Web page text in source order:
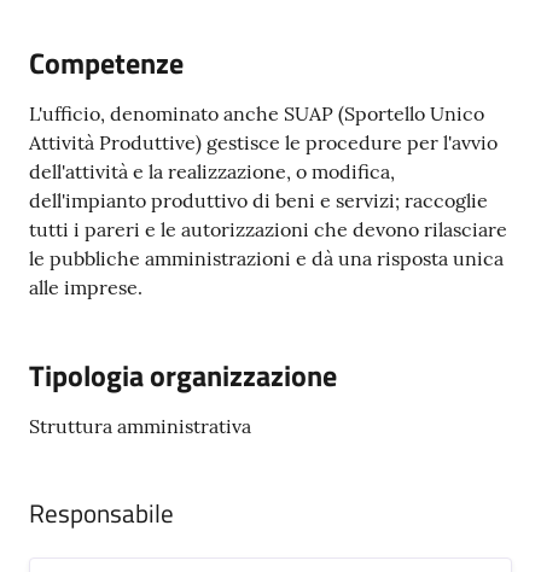
b
p
r
e
t
o
r
i
Tutti
gli
Seguici
Competenze
L'ufficio, denominato anche SUAP (Sportello Unico
Attività Produttive) gestisce le procedure per l'avvio
dell'attività e la realizzazione, o modifica,
dell'impianto produttivo di beni e servizi; raccoglie
tutti i pareri e le autorizzazioni che devono rilasciare
le pubbliche amministrazioni e dà una risposta unica
alle imprese.
Tipologia organizzazione
Struttura amministrativa
Responsabile